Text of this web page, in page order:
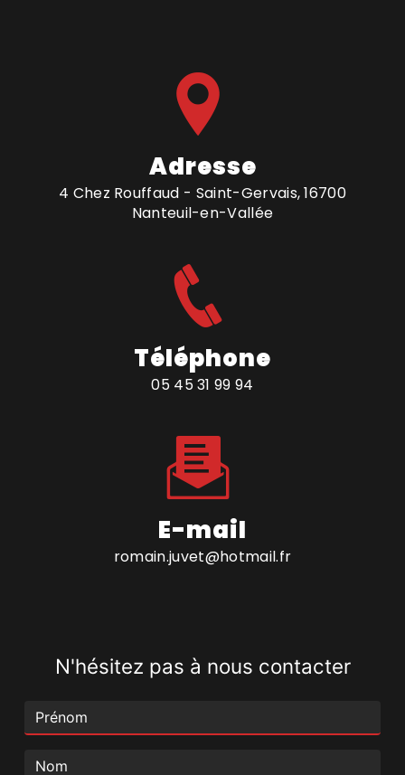
Adresse
4 Chez Rouffaud - Saint-Gervais, 16700
Nanteuil-en-Vallée
Téléphone
05 45 31 99 94
E-mail
romain.juvet@hotmail.fr
N'hésitez pas à nous contacter